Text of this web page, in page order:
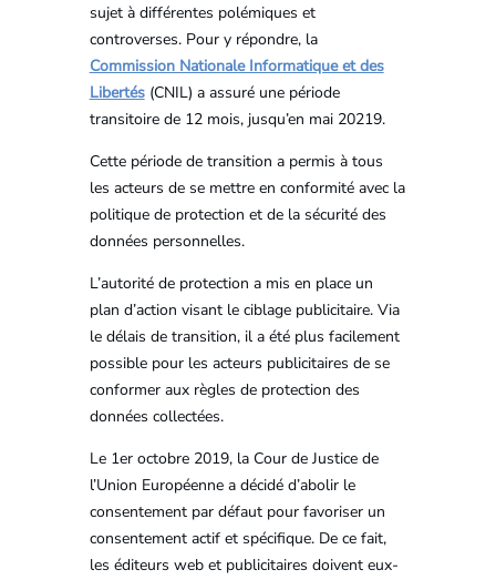
sujet à différentes polémiques et
controverses. Pour y répondre, la
Commission Nationale Informatique et des
Libertés(CNIL) a assuré une période
transitoire de 12 mois, jusqu’en mai 20219.
Cette période de transition a permis à tous
les acteurs de se mettre en conformité avec la
politique de protection et de la sécurité des
données personnelles.
L’autorité de protection a mis en place un
plan d’action visant le ciblage publicitaire. Via
le délais de transition, il a été plus facilement
possible pour les acteurs publicitaires de se
conformer aux règles de protection des
données collectées.
Le 1er octobre 2019, la Cour de Justice de
l’Union Européenne a décidé d’abolir le
consentement par défaut pour favoriser un
consentement actif et spécifique. De ce fait,
les éditeurs web et publicitaires doivent eux-